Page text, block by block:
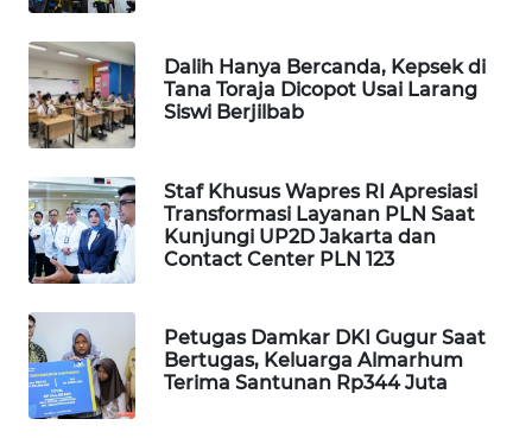
Dalih Hanya Bercanda, Kepsek di
Tana Toraja Dicopot Usai Larang
Siswi Berjilbab
Staf Khusus Wapres RI Apresiasi
Transformasi Layanan PLN Saat
Kunjungi UP2D Jakarta dan
Contact Center PLN 123
Petugas Damkar DKI Gugur Saat
Bertugas, Keluarga Almarhum
Terima Santunan Rp344 Juta
PERSONA
WAHANA
OTOMOTIF
HEALTH
WAHANA
DESA
LAPAK
WAHANA